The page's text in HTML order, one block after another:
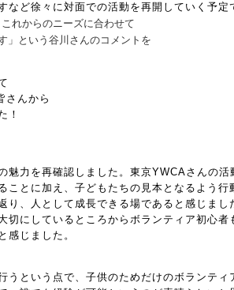
など徐々に対面での活動を再開していく予定
れからのニーズに合わせて
」という谷川さんのコメントを
さんから
！
魅力を再確認しました。東京YWCAさんの
ことに加え、子どもたちの見本となるよう行
り、人として成長できる場であると感じまし
切にしているところからボランティア初心者
感じました。
うという点で、子供のためだけのボランテ